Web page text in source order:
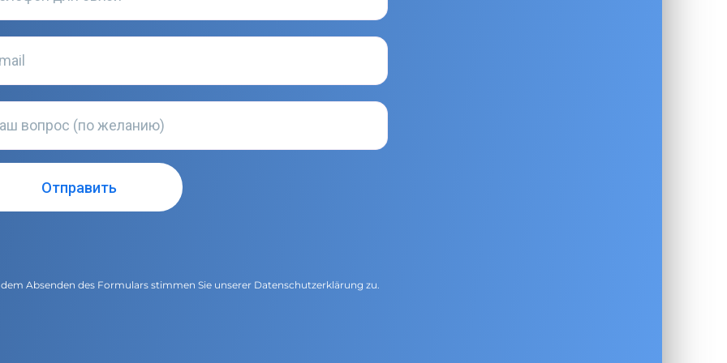
Absenden des Formulars stimmen Sie unserer Datenschutzerklärung zu.